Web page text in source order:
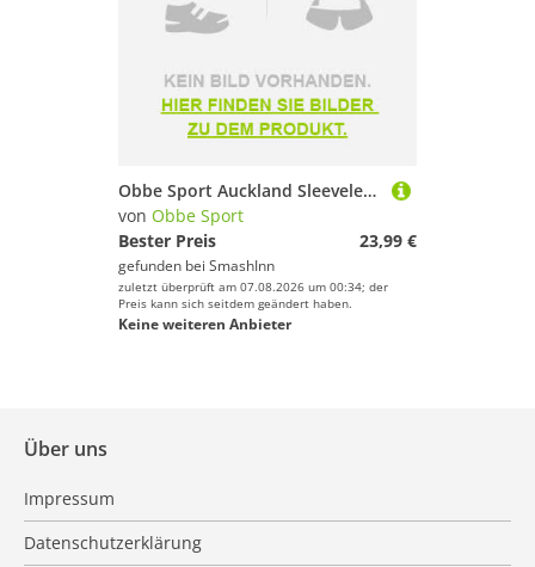
Obbe Sport Auckland Sleeveless T-shirt Weiß M Frau
von Obbe Sport
Bester Preis
23,99 €
gefunden bei SmashInn
zuletzt überprüft am 07.08.2026 um 00:34; der
Preis kann sich seitdem geändert haben.
Keine weiteren Anbieter
Über uns
Impressum
Datenschutzerklärung